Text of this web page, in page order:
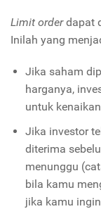
Limit orderdapat
Inilah yang
Jika saham
harganya,
untuk
Jika investor
diterima
menunggu
bila kamu
jika kamu